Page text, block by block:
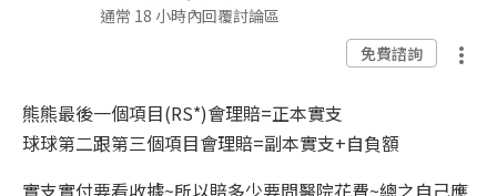
通常 18 小時內回覆討論區
免費諮詢
熊熊最後一個項目(RS*)會理賠=正本實支
球球第二跟第三個項目會理賠=副本實支+自負額